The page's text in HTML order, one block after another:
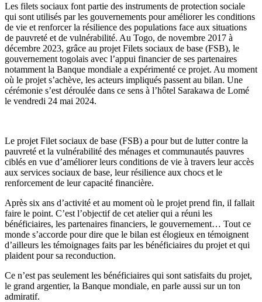
Les filets sociaux font partie des instruments de protection sociale
qui sont utilisés par les gouvernements pour améliorer les conditions
de vie et renforcer la résilience des populations face aux situations
de pauvreté et de vulnérabilité. Au Togo, de novembre 2017 à
décembre 2023, grâce au projet Filets sociaux de base (FSB), le
gouvernement togolais avec l’appui financier de ses partenaires
notamment la Banque mondiale a expérimenté ce projet. Au moment
où le projet s’achève, les acteurs impliqués passent au bilan. Une
cérémonie s’est déroulée dans ce sens à l’hôtel Sarakawa de Lomé
le vendredi 24 mai 2024.
Le projet Filet sociaux de base (FSB) a pour but de lutter contre la
pauvreté et la vulnérabilité des ménages et communautés pauvres
ciblés en vue d’améliorer leurs conditions de vie à travers leur accès
aux services sociaux de base, leur résilience aux chocs et le
renforcement de leur capacité financière.
Après six ans d’activité et au moment où le projet prend fin, il fallait
faire le point. C’est l’objectif de cet atelier qui a réuni les
bénéficiaires, les partenaires financiers, le gouvernement… Tout ce
monde s’accorde pour dire que le bilan est élogieux en témoignent
d’ailleurs les témoignages faits par les bénéficiaires du projet et qui
plaident pour sa reconduction.
Ce n’est pas seulement les bénéficiaires qui sont satisfaits du projet,
le grand argentier, la Banque mondiale, en parle aussi sur un ton
admiratif.